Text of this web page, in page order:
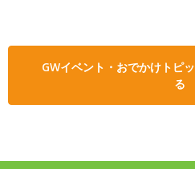
GWイベント・おでかけトピ
る